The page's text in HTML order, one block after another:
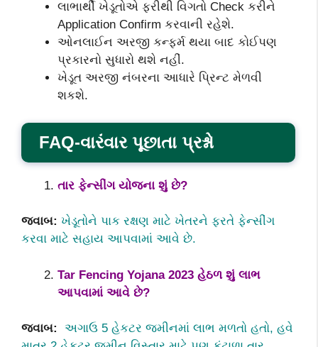
લાભાર્થી ખેડૂતોએ ફરીથી વિગતો Check કરીને
Application Confirm કરવાની રહેશે.
ઓનલાઈન અરજી કન્‍ફર્મ થયા બાદ કોઈપણ
પ્રકારનો સુધારો થશે નહીં.
ખેડૂત અરજી નંબરના આધારે પ્રિ‍ન્‍ટ મેળવી
શકશે.
FAQ-વારંવાર પૂછાતા પ્રશ્નો
તાર ફેન્‍સીંગ યોજના શું છે?
જવાબ: ખેડૂતોને પાક રક્ષણ માટે ખેતરને ફરતે ફેન્‍સીંગ
કરવા માટે સહાય આપવામાં આવે છે.
Tar Fencing Yojana 2023 હેઠળ શું લાભ
આપવામાં આવે છે?
જવાબ:
અગાઉ 5 હેકટર જમીનમાં લાભ મળતો હતો, હવે